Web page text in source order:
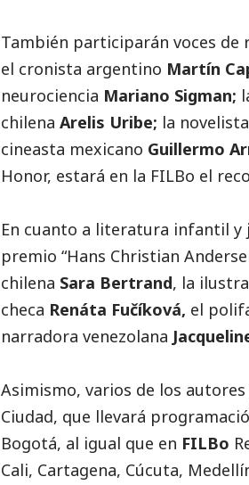
También participarán voces de
el cronista argentino Martín
neurociencia Mariano Sigman;
chilena Arelis Uribe; la
cineasta mexicano Guillermo
Honor, estará en la FILBo el
En cuanto a literatura infantil y
premio “Hans Christian
chilena Sara Bertrand, la
checa Renáta Fučíková, el
narradora venezolana
Asimismo, varios de los
Ciudad, que llevará
Bogotá, al igual que en FILBo
Cali, Cartagena, Cúcuta,